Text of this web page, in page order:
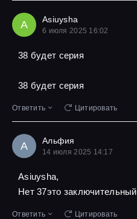
A Asiuysha
6 июля 2025 16:02
38 будет серия
38 будет серия
Ответить Цитировать
А Альфия
14 июля 2025 14:17
Asiuysha,
Нет 37это заключительный
Ответить Цитировать